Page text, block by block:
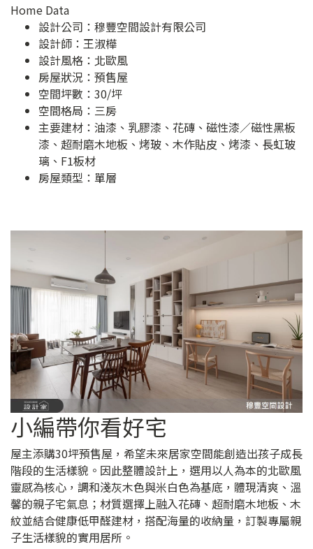
Home Data
設計公司： 穆豐空間設計有限公司
設計師：王淑樺
設計風格：北歐風
房屋狀況：預售屋
空間坪數：30/坪
空間格局：三房
主要建材：油漆、乳膠漆、花磚、磁性漆／磁性黑板
漆、超耐磨木地板、烤玻、木作貼皮、烤漆、長虹玻
璃、F1板材
房屋類型：單層
小編帶你看好宅
屋主添購30坪預售屋，希望未來居家空間能創造出孩子成長
階段的生活樣貌。因此整體設計上，選用以人為本的北歐風
靈感為核心，調和淺灰木色與米白色為基底，體現清爽、溫
馨的親子宅氣息；材質選擇上融入花磚、超耐磨木地板、木
紋並結合健康低甲醛建材，搭配海量的收納量，訂製專屬親
子生活樣貌的實用居所。